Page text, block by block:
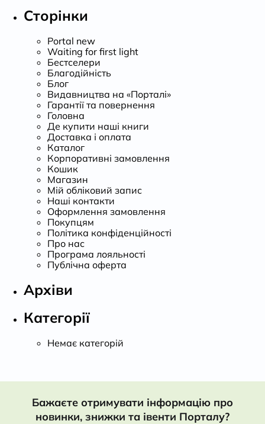
Сторінки
Portal new
Waiting for first light
Бестселери
Благодійність
Блог
Видавництва на «Порталі»
Гарантії та повернення
Головна
Де купити наші книги
Доставка і оплата
Каталог
Корпоративні замовлення
Кошик
Магазин
Мій обліковий запис
Наші контакти
Оформлення замовлення
Покупцям
Політика конфіденційності
Про нас
Програма лояльності
Публічна оферта
Архіви
Категорії
Немає категорій
Бажаєте отримувати інформацію про
новинки, знижки та івенти Порталу?